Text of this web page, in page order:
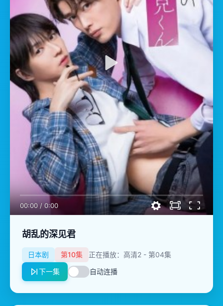
00:00 / 0:00
胡乱的深见君
日本剧 第10集
正在播放：高清2 - 第04集
下一集
自动连播